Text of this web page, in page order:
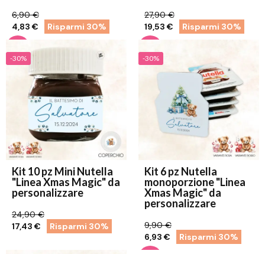
6,90 €
4,83 €
Risparmi 30%
27,90 €
19,53 €
Risparmi 30%
-30%
Kit 10 pz Mini Nutella
"Linea Xmas Magic" da
personalizzare
24,90 €
17,43 €
Risparmi 30%
-30%
Kit 6 pz Nutella
monoporzione "Linea
Xmas Magic" da
personalizzare
9,90 €
6,93 €
Risparmi 30%